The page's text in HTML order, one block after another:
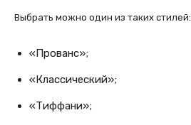
Выбрать можно один из таких стилей:
«Прованс»;
«Классический»;
«Тиффани»;